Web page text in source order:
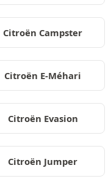
Citroën Campster
Citroën E-Méhari
Citroën Evasion
Citroën Jumper